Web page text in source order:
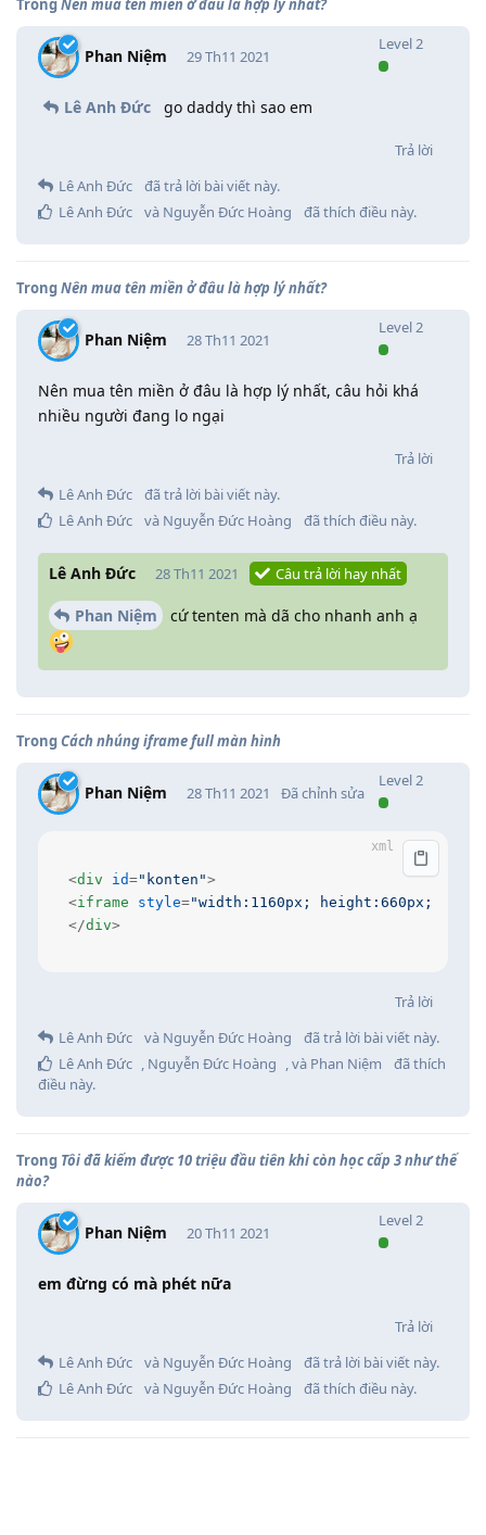
TrongNên mua tên miền ở đâu là hợp lý nhất?
Phan Niệm
Level2
29 Th11 2021
Lê Anh Đức go daddy thì sao em
Trả lời
Lê Anh Đức
đã trả lời bài viết này.
Lê Anh Đức
và Nguyễn Đức Hoàng đã thích điều này.
TrongNên mua tên miền ở đâu là hợp lý nhất?
Phan Niệm
Level2
28 Th11 2021
Nên mua tên miền ở đâu là hợp lý nhất, câu hỏi khá
nhiều người đang lo ngại
Trả lời
Lê Anh Đức
đã trả lời bài viết này.
Lê Anh Đức
và Nguyễn Đức Hoàng đã thích điều này.
Lê Anh Đức 28 Th11 2021 Câu trả lời hay nhất
Phan Niệm cứ tenten mà dã cho nhanh anh ạ
TrongCách nhúng iframe full màn hình
Phan Niệm
Level2
28 Th11 2021 Đã chỉnh sửa
<div id="konten">
<iframe style="width:1160px; height:660px; max-
</div>
Trả lời
Lê Anh Đức
và Nguyễn Đức Hoàng
đã trả lời bài viết này.
Lê Anh Đức , Nguyễn Đức Hoàng , và Phan Niệm
đã thích
điều này.
Trong Tôi đã kiếm được 10 triệu đầu tiên khi còn học cấp 3 như thế
nào?
Phan Niệm
Level2
20 Th11 2021
em đừng có mà phét nữa
Trả lời
Lê Anh Đức
và Nguyễn Đức Hoàng
đã trả lời bài viết này.
Lê Anh Đức
và Nguyễn Đức Hoàng đã thích điều này.